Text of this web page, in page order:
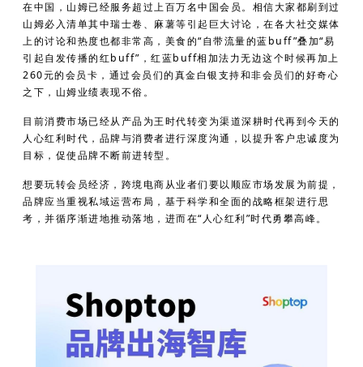
在中国，山姆已经服务超过上百万名中国会员。相信大家都刷到过
山姆必入清单其中瑞士卷、麻薯等引起巨大讨论，在各大社交媒体
上的讨论和热度也都非常高，美食的“自带流量的蓝buff”叠加“易
引起自发传播的红buff”，红蓝buff相加法力无边这个时候再加上
260元的会员卡，通过会员们的真金白银支持和非会员们的好奇心
之下，山姆业绩表现不俗。
目前消费市场已经从产品为王时代转变为渠道深耕时代再到今天的
人心红利时代，品牌与消费者进行深度沟通，以提升客户忠诚度为
目标，促使品牌不断前进转型。
想要玩转会员经济，跨境电商从业者们要以顺应市场发展为前提，
品牌应当重视私域运营布局，基于科学和全面的战略框架进行思
考，并循序渐进地推动落地，进而在“人心红利”时代勇攀高峰。